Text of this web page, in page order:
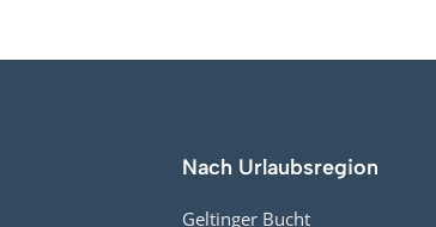
Nach Urlaubsregion
Geltinger Bucht